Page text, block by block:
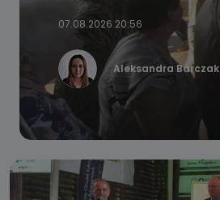
07.08.2026 20:56
Aleksandra Barczak